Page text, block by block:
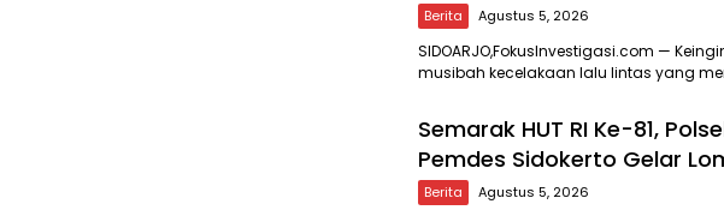
Berita Agustus 5, 2026
SIDOARJO,FokusInvestigasi.com —
musibah kecelakaan lalu lintas yang
Semarak HUT RI Ke-81,
Pemdes Sidokerto Gelar
Berita Agustus 5, 2026